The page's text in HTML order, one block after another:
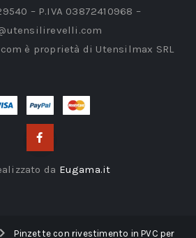
– P.IVA 03872410968 –
è proprietà di Utensilmax SRL
da Eugama.it
Pinzette con rivestimento in PVC per